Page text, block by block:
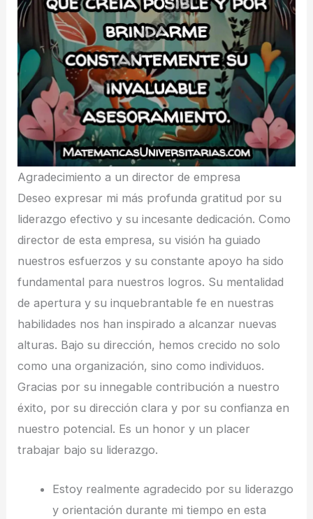
Agradecimiento a un director de empresa
Deseo expresar mi más profunda gratitud por su
liderazgo efectivo y su incesante dedicación. Como
director de esta empresa, su visión ha guiado
nuestros esfuerzos y su constante apoyo ha sido
fundamental para nuestros logros. Su mentalidad
de apertura y su inquebrantable fe en nuestras
habilidades nos han inspirado a alcanzar nuevas
alturas. Bajo su dirección, hemos crecido no solo
como una organización, sino como individuos.
Gracias por su innegable contribución a nuestro
éxito, por su dirección clara y por su confianza en
nuestro potencial. Es un honor y un placer
trabajar bajo su liderazgo.
Estoy realmente agradecido por su liderazgo
y orientación durante mi tiempo en esta